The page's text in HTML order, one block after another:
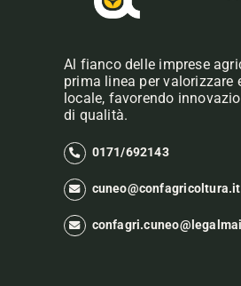
Al fianco delle imprese
prima linea per valorizzare
locale, favorendo
di qualità.
0171/692143
cuneo@confagricoltura.it